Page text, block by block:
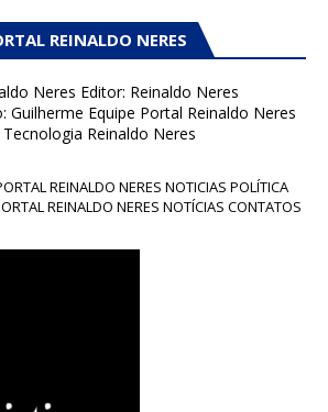
REINALDO NERES
Neres Editor: Reinaldo Neres
Guilherme Equipe Portal Reinaldo Neres
Reinaldo Neres
REINALDO NERES NOTICIAS POLÍTICA
REINALDO NERES NOTÍCIAS CONTATOS